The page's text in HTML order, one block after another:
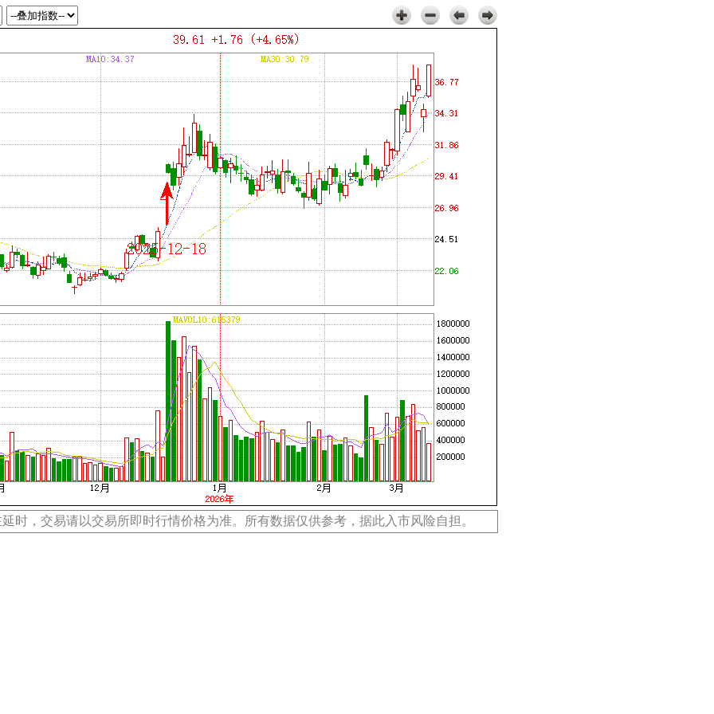
时，交易请以交易所即时行情价格为准。所有数据仅供参考，据此入市风险自担。